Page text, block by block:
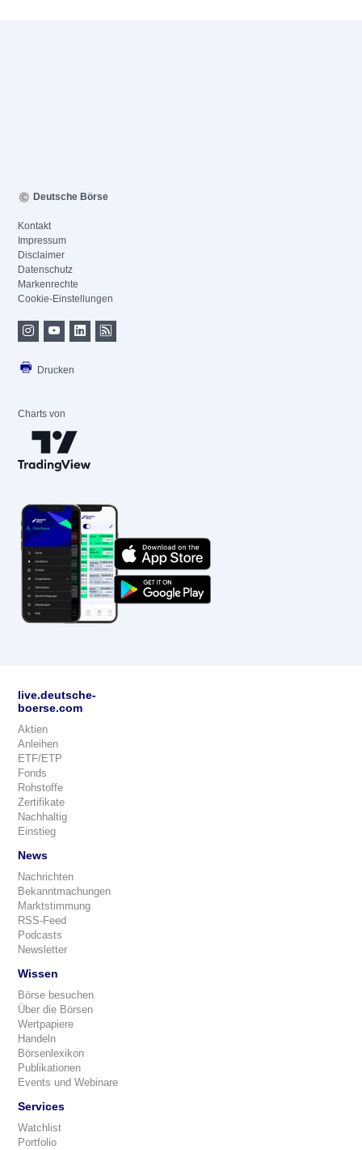
Deutsche Börse
Kontakt
Impressum
Disclaimer
Datenschutz
Markenrechte
Cookie-Einstellungen
Drucken
Charts von
live.deutsche-
boerse.com
Aktien
Anleihen
ETF/ETP
Fonds
Rohstoffe
Zertifikate
Nachhaltig
Einstieg
News
Nachrichten
Bekanntmachungen
Marktstimmung
RSS-Feed
Podcasts
Newsletter
Wissen
Börse besuchen
Über die Börsen
Wertpapiere
Handeln
Börsenlexikon
Publikationen
Events und Webinare
Services
Watchlist
Portfolio